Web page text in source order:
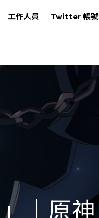
工作人員 Twitter 帳號
｜原神